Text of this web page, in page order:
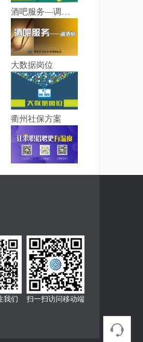
大数据岗位
衢州社保方案
我们 扫一扫访问移动端